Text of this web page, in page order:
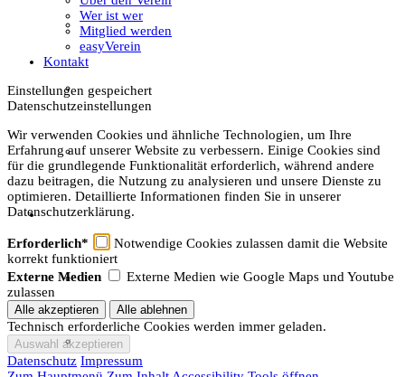
Gästeführungen
Ausstellungen
Publikationen
Der Verein
Aktuelles
Über den Verein
Wer ist wer
Mitglied werden
easyVerein
Kontakt
Einstellungen gespeichert
Datenschutzeinstellungen
Wir verwenden Cookies und ähnliche Technologien, um Ihre
Erfahrung auf unserer Website zu verbessern. Einige Cookies sind
für die grundlegende Funktionalität erforderlich, während andere
dazu beitragen, die Nutzung zu analysieren und unsere Dienste zu
optimieren. Detaillierte Informationen finden Sie in unserer
Datenschutzerklärung.
Erforderlich*
Notwendige Cookies zulassen damit die Website
korrekt funktioniert
Externe Medien
Externe Medien wie Google Maps und Youtube
zulassen
Technisch erforderliche Cookies werden immer geladen.
Datenschutz Impressum